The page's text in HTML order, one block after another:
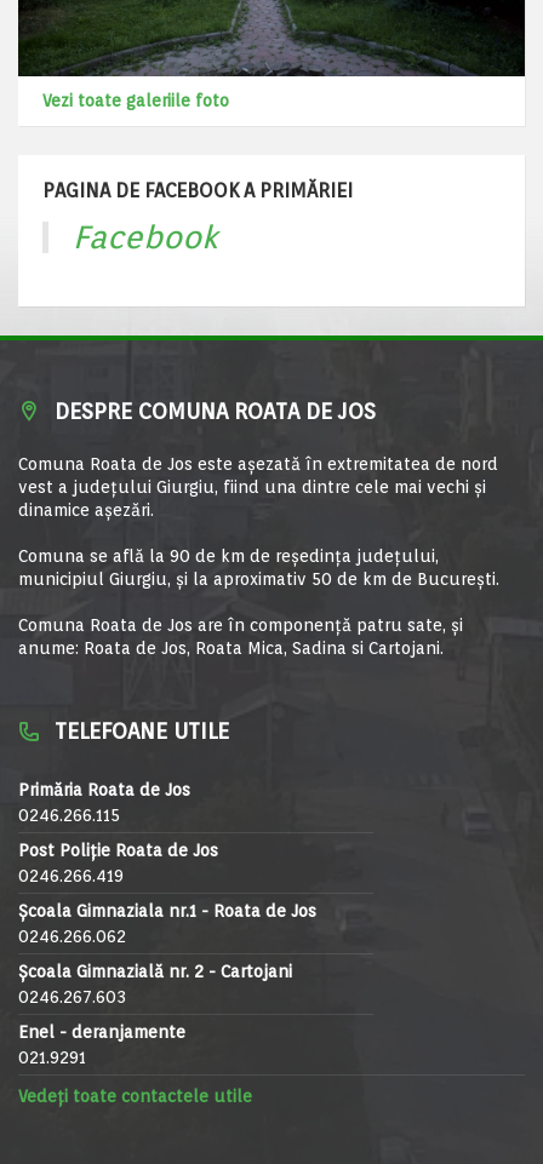
Vezi toate galeriile foto
PAGINA DE FACEBOOK A PRIMĂRIEI
Facebook
DESPRE COMUNA ROATA DE JOS
Comuna Roata de Jos este aşezată în extremitatea de nord
vest a judeţului Giurgiu, fiind una dintre cele mai vechi şi
dinamice aşezări.
Comuna se află la 90 de km de reşedinţa judeţului,
municipiul Giurgiu, şi la aproximativ 50 de km de Bucureşti.
Comuna Roata de Jos are în componență patru sate, și
anume: Roata de Jos, Roata Mica, Sadina si Cartojani.
TELEFOANE UTILE
Primăria Roata de Jos
0246.266.115
Post Poliție Roata de Jos
0246.266.419
Școala Gimnaziala nr.1 - Roata de Jos
0246.266.062
Școala Gimnazială nr. 2 - Cartojani
0246.267.603
Enel - deranjamente
021.9291
Vedeți toate contactele utile